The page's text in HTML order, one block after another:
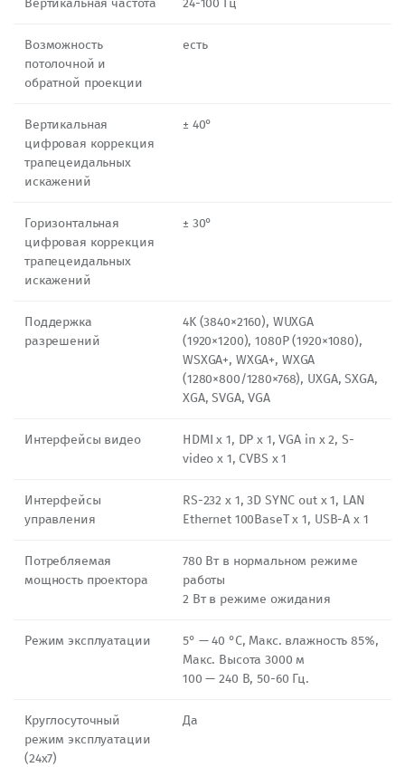
Возможность
потолочной и
обратной проекции
есть
Вертикальная
цифровая коррекция
трапецеидальных
искажений
± 40°
Горизонтальная
цифровая коррекция
трапецеидальных
искажений
± 30°
Поддержка
разрешений
4K (3840×2160), WUXGA
(1920×1200), 1080P (1920×1080),
WSXGA+, WXGA+, WXGA
(1280×800/1280×768), UXGA, SXGA,
XGA, SVGA, VGA
Интерфейсы видео
HDMI x 1, DP x 1, VGA in x 2, S-
video x 1, CVBS x 1
Интерфейсы
управления
RS-232 x 1, 3D SYNC out x 1, LAN
Ethernet 100BaseT x 1, USB-A x 1
Потребляемая
мощность проектора
780 Вт в нормальном режиме
работы
2 Вт в режиме ожидания
Режим эксплуатации
5° — 40 °C, Макс. влажность 85%,
Макс. Высота 3000 м
100 — 240 В, 50-60 Гц.
Круглосуточный
режим эксплуатации
(24х7)
Да